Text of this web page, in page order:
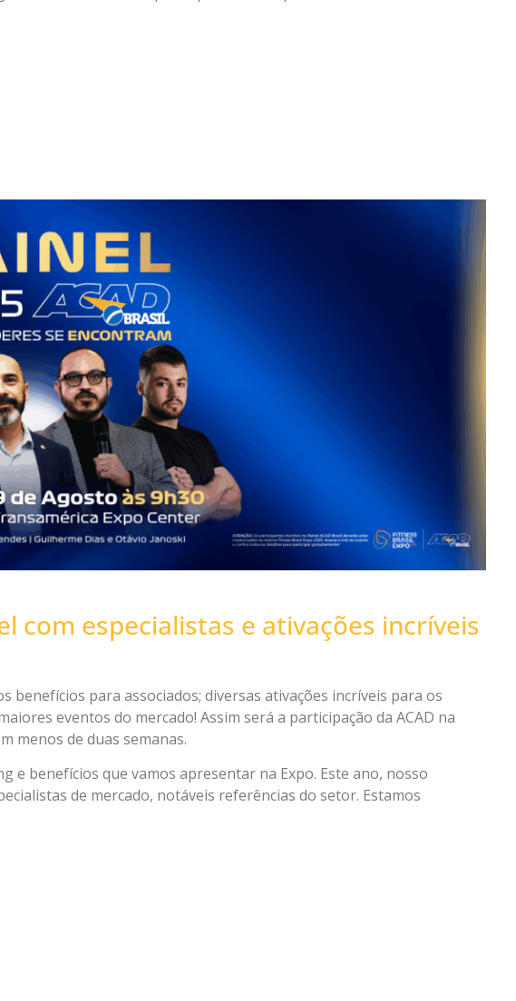
com especialistas e ativações incríveis
benefícios para associados; diversas ativações incríveis para os
eventos do mercado! Assim será a participação da ACAD na
menos de duas semanas.
e benefícios que vamos apresentar na Expo. Este ano, nosso
de mercado, notáveis referências do setor. Estamos